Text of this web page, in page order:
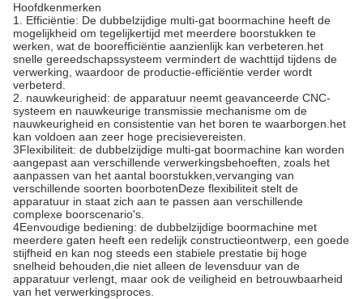
Hoofdkenmerken
1. Efficiëntie: De dubbelzijdige multi-gat boormachine heeft de
mogelijkheid om tegelijkertijd met meerdere boorstukken te
werken, wat de boorefficiëntie aanzienlijk kan verbeteren.het
snelle gereedschapssysteem vermindert de wachttijd tijdens de
verwerking, waardoor de productie-efficiëntie verder wordt
verbeterd.
2. nauwkeurigheid: de apparatuur neemt geavanceerde CNC-
systeem en nauwkeurige transmissie mechanisme om de
nauwkeurigheid en consistentie van het boren te waarborgen.het
kan voldoen aan zeer hoge precisievereisten.
3Flexibiliteit: de dubbelzijdige multi-gat boormachine kan worden
aangepast aan verschillende verwerkingsbehoeften, zoals het
aanpassen van het aantal boorstukken,vervanging van
verschillende soorten boorbotenDeze flexibiliteit stelt de
apparatuur in staat zich aan te passen aan verschillende
complexe boorscenario's.
4Eenvoudige bediening: de dubbelzijdige boormachine met
meerdere gaten heeft een redelijk constructieontwerp, een goede
stijfheid en kan nog steeds een stabiele prestatie bij hoge
snelheid behouden,die niet alleen de levensduur van de
apparatuur verlengt, maar ook de veiligheid en betrouwbaarheid
van het verwerkingsproces.